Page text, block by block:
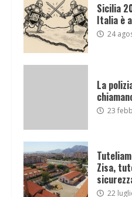
Sicilia
Italia è
24
La
23
Zisa,
22